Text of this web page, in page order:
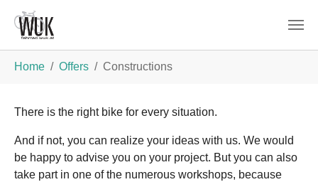
Home Offers Constructions
There is the right bike for every situation.
And if not, you can realize your ideas with us. We would
be happy to advise you on your project. But you can also
take part in one of the numerous workshops, because